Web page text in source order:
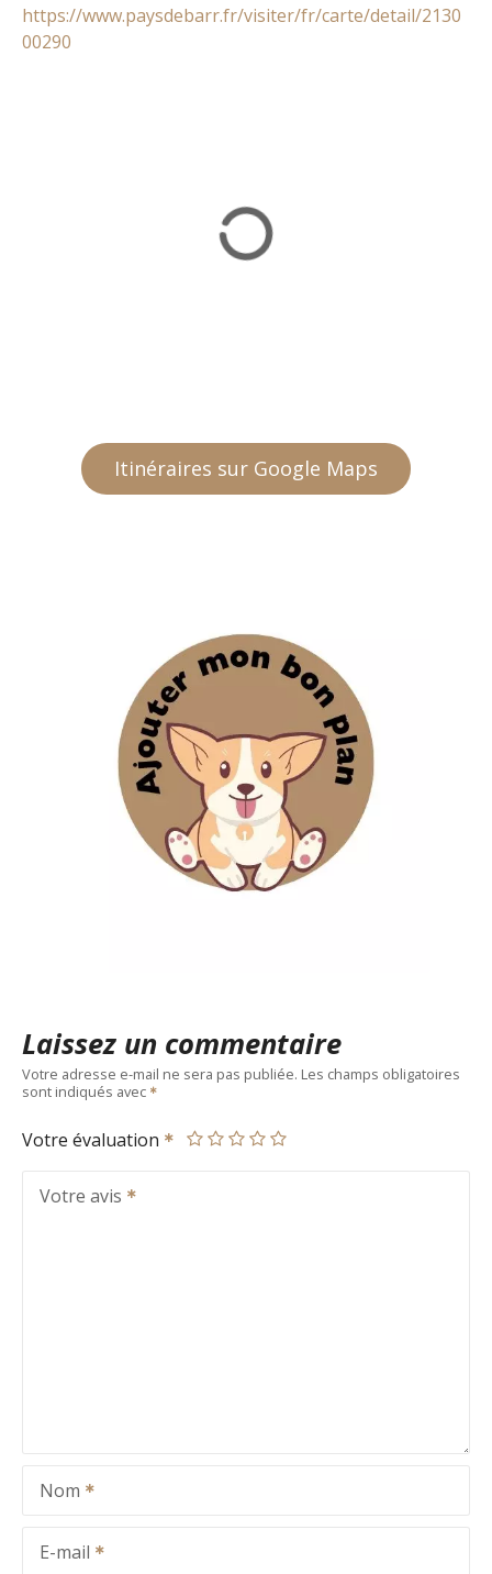
https://www.paysdebarr.fr/visiter/fr/carte/detail/2130
00290
Itinéraires sur Google Maps
Laissez un commentaire
Votre adresse e-mail ne sera pas publiée. Les champs obligatoires
sont indiqués avec
Votre évaluation
Votre avis
Nom
E-mail